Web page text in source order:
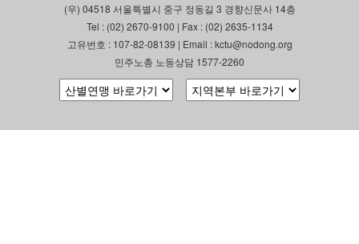
(우) 04518 서울특별시 중구 정동길 3 경향신문사 14층
Tel : (02) 2670-9100 | Fax : (02) 2635-1134
고유번호 : 107-82-08139 | Email : kctu@nodong.org
민주노총 노동상담 1577-2260